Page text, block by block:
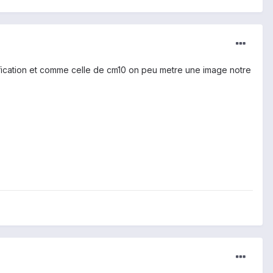
et comme celle de cm10 on peu metre une image notre